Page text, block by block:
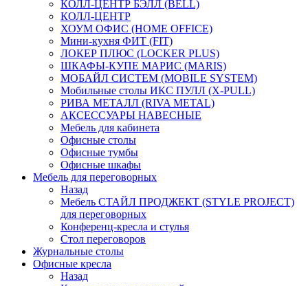
КОЛЛ-ЦЕНТР БЭЛЛ (BELL)
КОЛЛ-ЦЕНТР
ХОУМ ОФИС (HOME OFFICE)
Мини-кухня ФИТ (FIT)
ЛОКЕР ПЛЮС (LOCKER PLUS)
ШКАФЫ-КУПЕ МАРИС (MARIS)
МОБАЙЛ СИСТЕМ (MOBILE SYSTEM)
Мобильные столы ИКС ПУЛЛ (X-PULL)
РИВА МЕТАЛЛ (RIVA METAL)
АКСЕССУАРЫ НАВЕСНЫЕ
Мебель для кабинета
Офисные столы
Офисные тумбы
Офисные шкафы
Мебель для переговорных
Назад
Мебель СТАЙЛ ПРОДЖЕКТ (STYLE PROJECT)
для переговорных
Конференц-кресла и стулья
Стол переговоров
Журнальные столы
Офисные кресла
Назад